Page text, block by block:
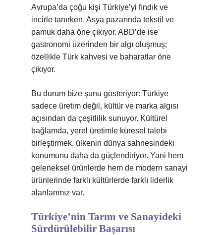
Avrupa’da çoğu kişi Türkiye’yi fındık ve
incirle tanırken, Asya pazarında tekstil ve
pamuk daha öne çıkıyor. ABD’de ise
gastronomi üzerinden bir algı oluşmuş;
özellikle Türk kahvesi ve baharatlar öne
çıkıyor.
Bu durum bize şunu gösteriyor: Türkiye
sadece üretim değil, kültür ve marka algısı
açısından da çeşitlilik sunuyor. Kültürel
bağlamda, yerel üretimle küresel talebi
birleştirmek, ülkenin dünya sahnesindeki
konumunu daha da güçlendiriyor. Yani hem
geleneksel ürünlerde hem de modern sanayi
ürünlerinde farklı kültürlerde farklı liderlik
alanlarımız var.
Türkiye’nin Tarım ve Sanayideki
Sürdürülebilir Başarısı